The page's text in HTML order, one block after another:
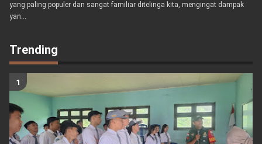
yang paling populer dan sangat familiar ditelinga kita, mengingat dampak
yan...
Trending